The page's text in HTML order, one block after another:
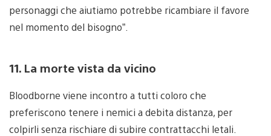
personaggi che aiutiamo potrebbe ricambiare il favore
nel momento del bisogno”.
11. La morte vista da vicino
Bloodborne viene incontro a tutti coloro che
preferiscono tenere i nemici a debita distanza, per
colpirli senza rischiare di subire contrattacchi letali.